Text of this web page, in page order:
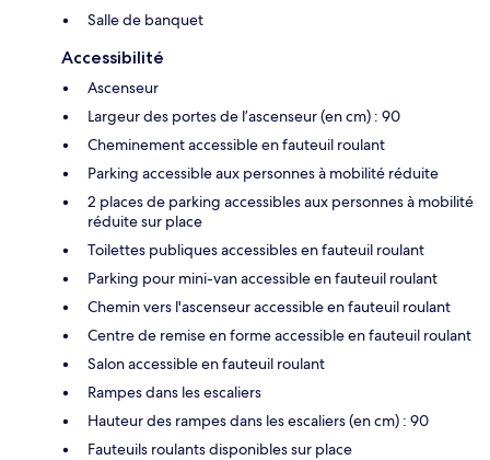
Salle de banquet
Accessibilité
Ascenseur
Largeur des portes de l’ascenseur (en cm) : 90
Cheminement accessible en fauteuil roulant
Parking accessible aux personnes à mobilité réduite
2 places de parking accessibles aux personnes à mobilité
réduite sur place
Toilettes publiques accessibles en fauteuil roulant
Parking pour mini-van accessible en fauteuil roulant
Chemin vers l'ascenseur accessible en fauteuil roulant
Centre de remise en forme accessible en fauteuil roulant
Salon accessible en fauteuil roulant
Rampes dans les escaliers
Hauteur des rampes dans les escaliers (en cm) : 90
Fauteuils roulants disponibles sur place